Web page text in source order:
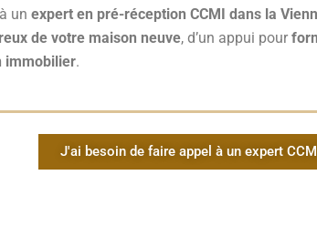
un expert en pré-réception CCMI dans la
de votre maison neuve, d’un appui pour
immobilier.
J'ai besoin de faire appel à un expert